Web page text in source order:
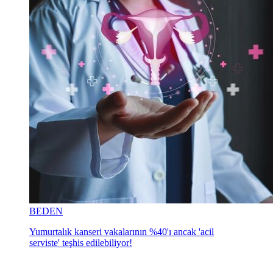
BEDEN
Yumurtalık kanseri vakalarının %40'ı ancak 'acil
serviste' teşhis edilebiliyor!